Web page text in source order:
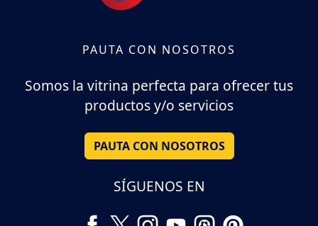
PAUTA CON NOSOTROS
Somos la vitrina perfecta para ofrecer tus
productos y/o servicios
PAUTA CON NOSOTROS
SÍGUENOS EN